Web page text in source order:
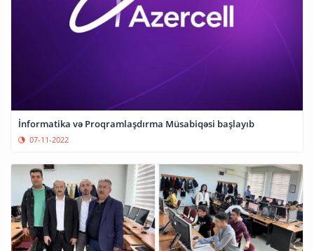
İnformatika və Proqramlaşdırma Müsabiqəsi başlayıb
07-11-2022